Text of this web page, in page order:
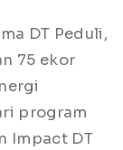
DT Peduli,
75 ekor
program
Impact DT